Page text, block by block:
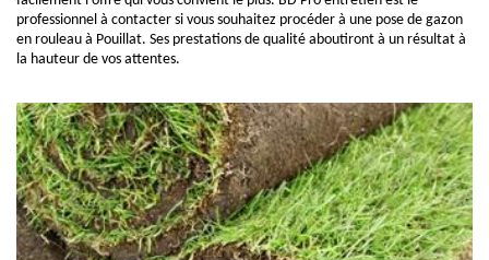
professionnel à contacter si vous souhaitez procéder à une pose de gazon
en rouleau à Pouillat. Ses prestations de qualité aboutiront à un résultat à
la hauteur de vos attentes.